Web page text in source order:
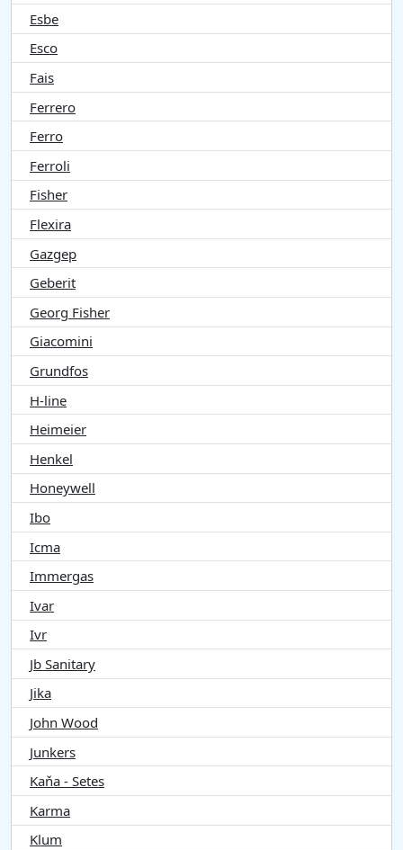
Esbe
Esco
Fais
Ferrero
Ferro
Ferroli
Fisher
Flexira
Gazgep
Geberit
Georg Fisher
Giacomini
Grundfos
H-line
Heimeier
Henkel
Honeywell
Ibo
Icma
Immergas
Ivar
Ivr
Jb Sanitary
Jika
John Wood
Junkers
Kaňa - Setes
Karma
Klum